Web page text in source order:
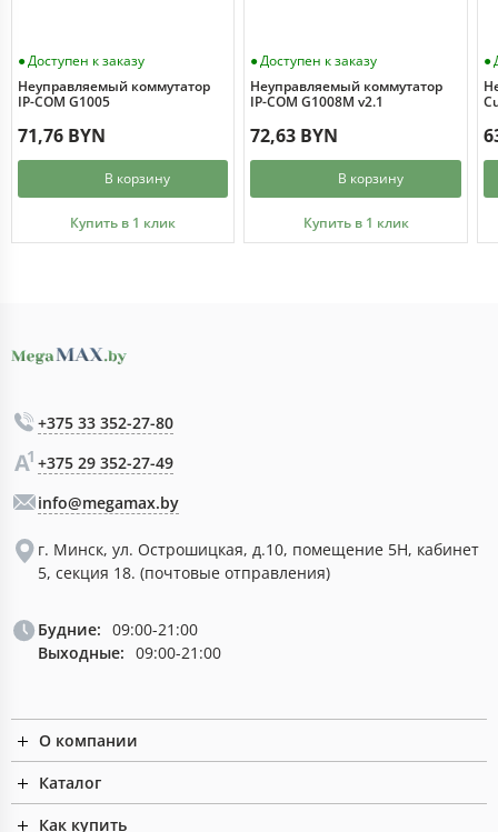
Доступен к заказу
Неуправляемый коммутатор
IP-COM G1005
71,76 BYN
В корзину
Купить в 1 клик
Доступен к заказу
Неуправляемый коммутатор
IP-COM G1008M v2.1
72,63 BYN
В корзину
Купить в 1 клик
+375 33 352-27-80
+375 29 352-27-49
info@megamax.by
г. Минск, ул. Острошицкая, д.10, помещение 5Н, кабинет
5, секция 18. (почтовые отправления)
Будние: 09:00-21:00
Выходные: 09:00-21:00
О компании
Каталог
Как купить